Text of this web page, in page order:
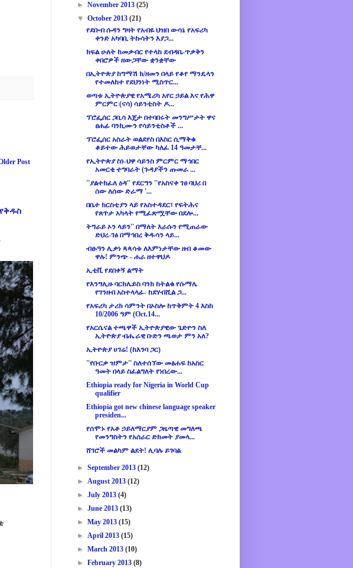
Post
►November 2013(25)
▼October 2013(21)
የደቡብ ሱዳን ግዛት የአብዬ ህዝበ ውሳኔ የአፍሪካ
ቀንድ አካባቢ ትኩሳትን እያጋ...
ክፍል ሁለት ከመቃብር የተላከ ደብዳቤ-ጥቃቅን
ቀበሮዎች ዘውጋቸው ቋንቋቸው
በኢትዮጵያ ከግማሽ ክ/ዘመን በላይ የቆየ ማንዴላን
የተመለከተ የደህንነት ሚስጥር...
ወጣቱ ኢትዮጵያዊ የአሜሪካ አየር ኃይል እና የሕዋ
ምርምር (ናሳ) ሳይንቲስት ዶ...
ፕሮፌሰር ጋቢሳ እጄታ በተባበሩት መንግሥታት ዋና
ፀሐፊ ባንኪሙን የሳይንቲስቶች ...
ፕሮፌሰር አስራት ወልደየስ በእስር ሲማቅቁ
ቆይተው ሕይወታቸው ካለፈ 14 ዓመታቸ...
የኢትዮጵያ ስነ-ህዋ ሳይንስ ምርምር ማኅበር
አመርቂ ተግባራት (ጉዳያችን ጡመራ ...
''ያልተከፈለ ዕዳ'' የደርግን ''የአስናቀ ገፀ ባህሪ በ
ሰው ለሰው ድራማ '...
በቤተ ክርስቲያን ላይ የአስተዳደር፣ የፍትሕና
የጸጥታ አካላት የሚፈጽሟቸው በደሎ...
ትግራይ ኦን ላይን'' በማለት እራሱን የሚጠራው
ድህረ-ገፅ በማኅበረ ቅዱሳን ላይ...
ብፁዓን ሊቃነ ጳጳሳቱ ለእምነታቸው ዘብ ቆመው
ዋሉ! ምንጭ - ሐራ ዘተዋህዶ
ኢቲቪ የደበቀኝ ልማት
የእንግሊዙ ባርክሌይስ ባንክ ከትልቁ የሱማሌ
የገንዘብ አስተላላፊ- ከደሃብሺል ጋ...
የአፍሪካ ታሪክ ሳምንት በኦስሎ ከጥቅምት 4 እስከ
10/2006 ዓም (Oct.14...
የአርሴናል ተጫዋች ኢትዮጵያዊው ጌድዮን ስለ
ኢትዮጵያ ብሔራዊ ቡድን ጫወታ ምን አለ?
ኢትዮጵያ ሀገሬ! (ከእንባ ጋር)
''የቡርቃ ዝምታ'' ስለተሰኘው መፅሐፍ ከአስር
ዓመት በላይ ስፈልግለት የነበረው...
Ethiopia ready for Nigeria in World Cup
qualifier
Ethiopia got new chinese language speaker
presiden...
የሰሞኑ የአቶ ኃይለማርያም ጋዜጣዊ መግለጫ
የመንግስትን የአሰራር ድክመት ያመላ...
ሸገሮች መልካም ልደት! ሊባሉ ይገባል
►September 2013(12)
►August 2013(12)
►July 2013(4)
►June 2013(13)
►May 2013(15)
►April 2013(15)
►March 2013(10)
►February 2013(8)